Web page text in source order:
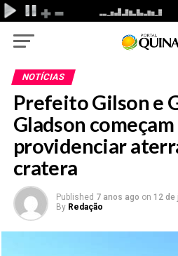
NOTÍCIAS
Prefeito Gilson e
Gladson começam
providenciar
cratera
Published 7 anos ago on 12 de
By Redação